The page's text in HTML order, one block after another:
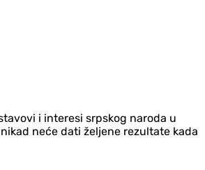
i interesi srpskog naroda u
neće dati željene rezultate kada